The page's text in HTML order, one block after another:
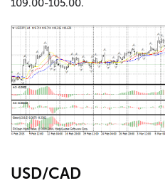
109.00-105.00.
USD/CAD